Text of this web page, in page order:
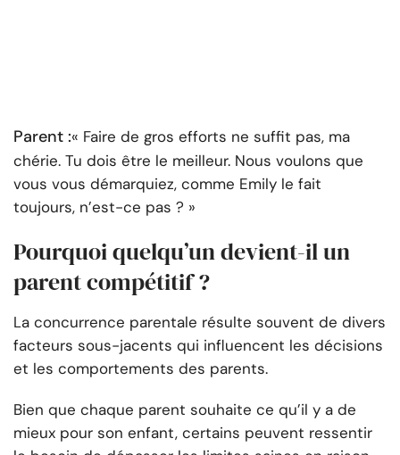
Parent :« Faire de gros efforts ne suffit pas, ma
chérie. Tu dois être le meilleur. Nous voulons que
vous vous démarquiez, comme Emily le fait
toujours, n’est-ce pas ? »
Pourquoi quelqu’un devient-il un
parent compétitif ?
La concurrence parentale résulte souvent de divers
facteurs sous-jacents qui influencent les décisions
et les comportements des parents.
Bien que chaque parent souhaite ce qu’il y a de
mieux pour son enfant, certains peuvent ressentir